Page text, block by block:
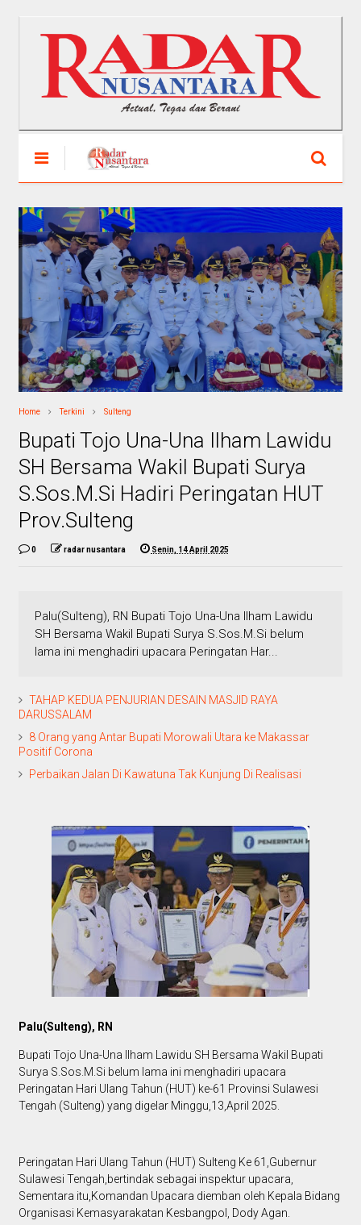
Home Terkini Sulteng
Bupati Tojo Una-Una Ilham Lawidu
SH Bersama Wakil Bupati Surya
S.Sos.M.Si Hadiri Peringatan HUT
Prov.Sulteng
0 radar nusantara Senin, 14 April 2025
Palu(Sulteng), RN Bupati Tojo Una-Una Ilham Lawidu
SH Bersama Wakil Bupati Surya S.Sos.M.Si belum
lama ini menghadiri upacara Peringatan Har...
TAHAP KEDUA PENJURIAN DESAIN MASJID RAYA
DARUSSALAM
8 Orang yang Antar Bupati Morowali Utara ke Makassar
Positif Corona
Perbaikan Jalan Di Kawatuna Tak Kunjung Di Realisasi
Palu(Sulteng), RN
Bupati Tojo Una-Una Ilham Lawidu SH Bersama Wakil Bupati
Surya S.Sos.M.Si belum lama ini menghadiri upacara
Peringatan Hari Ulang Tahun (HUT) ke-61 Provinsi Sulawesi
Tengah (Sulteng) yang digelar Minggu,13,April 2025.
Peringatan Hari Ulang Tahun (HUT) Sulteng Ke 61,Gubernur
Sulawesi Tengah,bertindak sebagai inspektur upacara,
Sementara itu,Komandan Upacara diemban oleh Kepala Bidang
Organisasi Kemasyarakatan Kesbangpol, Dody Agan.